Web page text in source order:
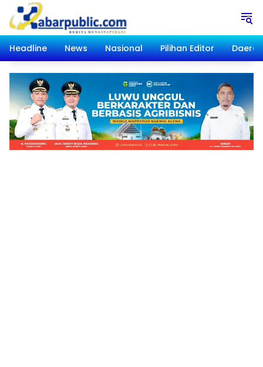
Langsung
konten
Headline
News Nasional Pilihan Editor Daerah